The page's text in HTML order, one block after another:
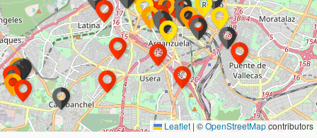
Leaflet | ©OpenStreetMapcontributors